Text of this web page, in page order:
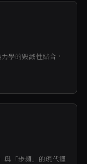
學的毀滅性結合，
與「步頻」的現代運